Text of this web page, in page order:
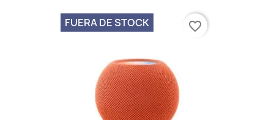
FUERA DE STOCK favorite_border